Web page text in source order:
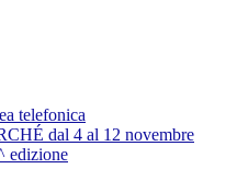
telefonica
dal 4 al 12 novembre
edizione